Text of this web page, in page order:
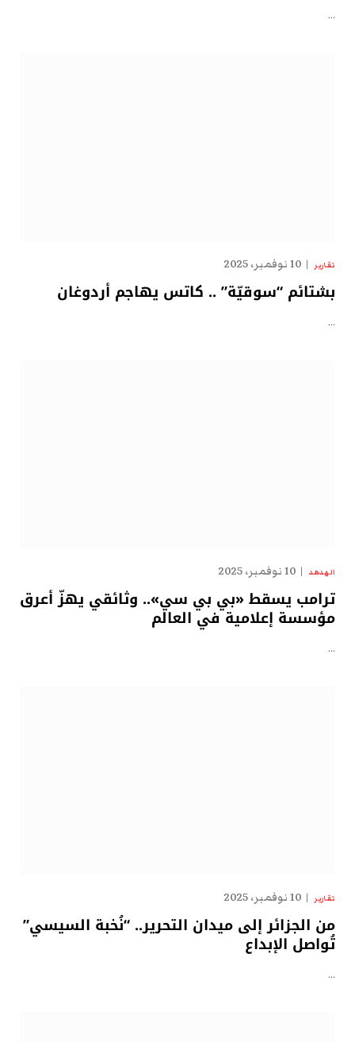
…
تقارير 10 نوفمبر، 2025
بشتائم “سوقيّة” .. كاتس يهاجم أردوغان
…
الهدهد 10 نوفمبر، 2025
ترامب يسقط «بي بي سي».. وثائقي يهزّ أعرق
مؤسسة إعلامية في العالم
…
تقارير 10 نوفمبر، 2025
من الجزائر إلى ميدان التحرير.. “نُخبة السيسي”
تُواصل الإبداع
…